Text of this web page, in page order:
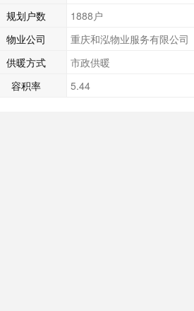
规划户数
1888户
物业公司
重庆和泓物业服务有限公司
供暖方式
市政供暖
容积率
5.44